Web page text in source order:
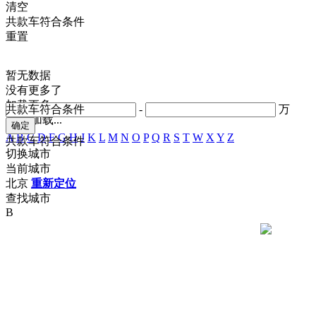
- 万
共款车符合条件
共款车符合条件
清空
共款车符合条件
重置
暂无数据
没有更多了
加载更多
正在加载...
A B C D F G H J K L M N O P Q R S T W X Y Z
切换城市
当前城市
北京 重新定位
查找城市
B